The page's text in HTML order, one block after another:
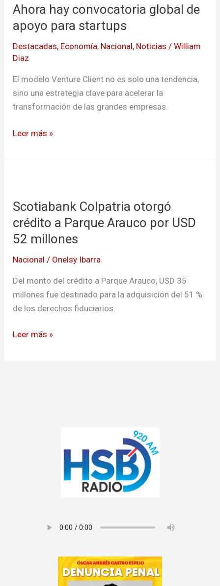
Ahora hay convocatoria global de
apoyo para startups
Destacadas, Economía, Nacional, Noticias /William
Diaz
El modelo Venture Client no es solo una tendencia,
sino una estrategia clave para acelerar la
transformación de las grandes empresas.
convocatoria
global
apoyo
para
startups
Leer más »
Scotiabank Colpatria otorgó
crédito a Parque Arauco por USD
52 millones
Nacional / Onelsy Ibarra
Del monto del crédito a Parque Arauco, USD 35
millones fue destinado para la adquisición del 51 %
de los derechos fiduciarios.
otorgó
crédito
a
Arauco
Leer más »